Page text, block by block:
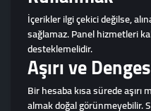
İçerikler ilgi çekici değilse,
sağlamaz. Panel hizmetleri
desteklemelidir.
Aşırı ve
Bir hesaba kısa sürede
almak doğal görünmeyebilir.